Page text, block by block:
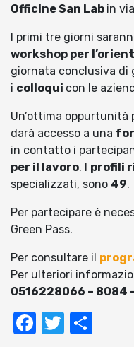
Officine San Lab in
I primi tre giorni
workshop per
giornata conclusiva di
i colloqui con le
Un’ottima oppurtunità
darà accesso a una
in contatto i
per il lavoro. I profili
specializzati, sono 49.
Per partecipare è
Green Pass.
Per consultare il
Per ulteriori
0516228066 – 8084
Facebook
Twitter